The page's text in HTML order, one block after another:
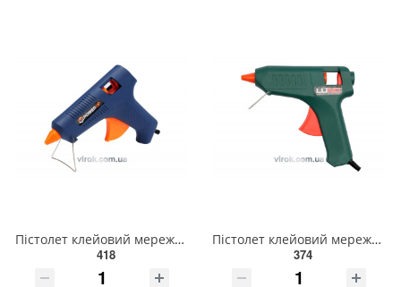
Пістолет клейовий мережевий POWER UP Ø=11 мм, P=80 Вт [6/48] 73057
418
Пістолет клейовий мережевий LUND Ø=11 мм, P=12 (72) Вт [12/48] 73051
374